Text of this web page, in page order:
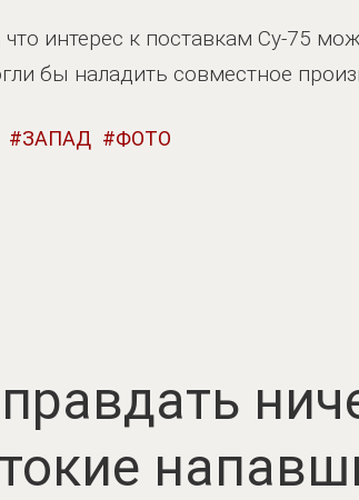
что интерес к поставкам Су-75
бы наладить совместное
ЗАПАД ФОТО